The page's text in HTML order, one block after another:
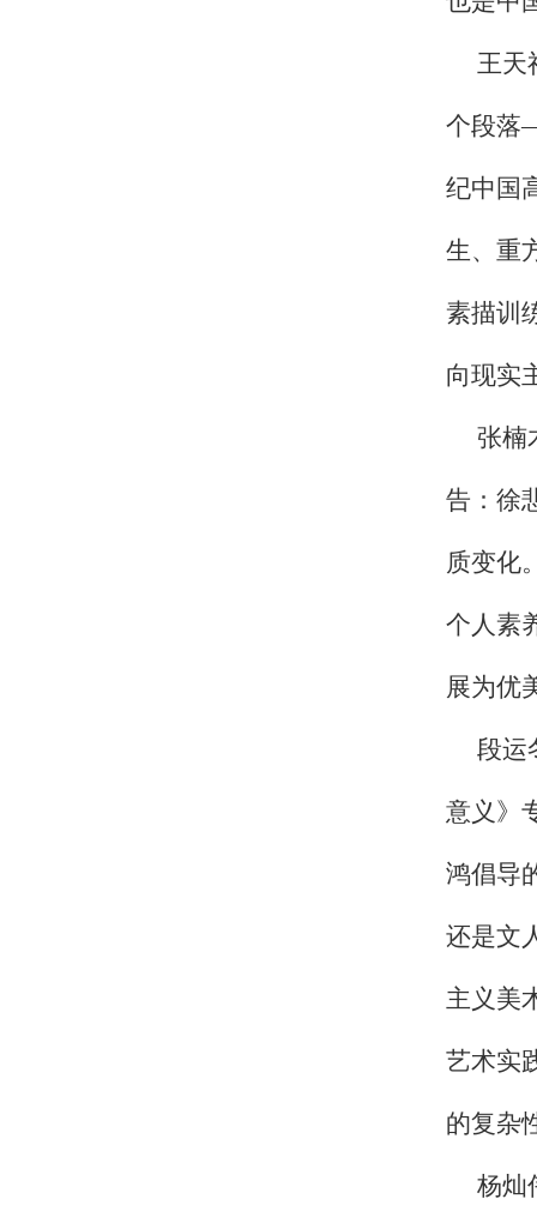
王天
个段落
纪中国
生、重
素描训
向现实
张楠
告：徐
质变化
个人素
展为优
段运
意义》
鸿倡导
还是文
主义美
艺术实
的复杂
杨灿